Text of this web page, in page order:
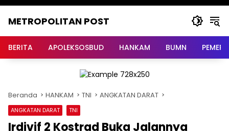
METROPOLITAN POST
BERITA APOLEKSOSBUD HANKAM BUMN
Beranda HANKAM TNI ANGKATAN DARAT
ANGKATAN DARAT TNI
Irdivif 2 Kostrad Buka Jalannya